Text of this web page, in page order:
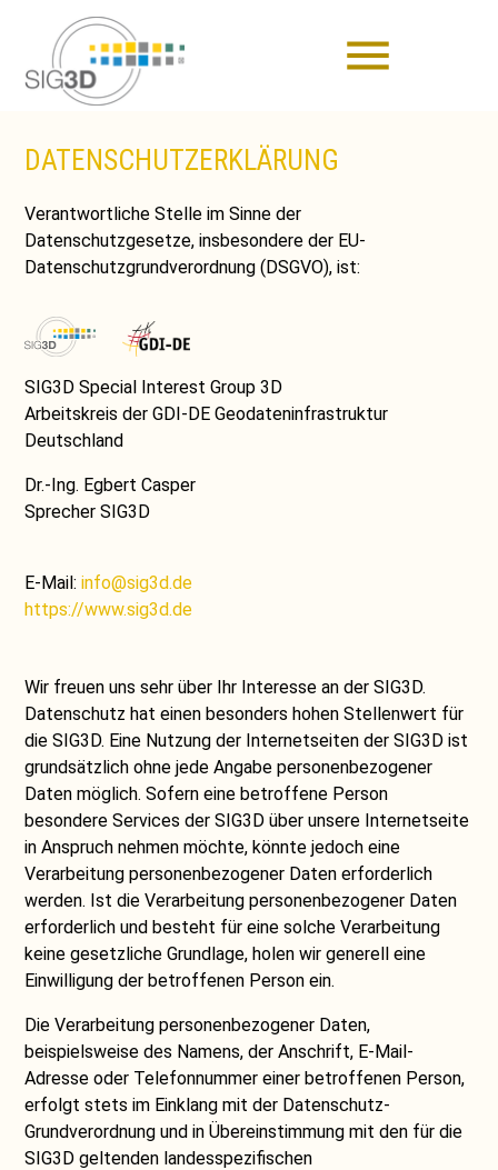
menu
DATENSCHUTZERKLÄRUNG
Verantwortliche Stelle im Sinne der
Datenschutzgesetze, insbesondere der EU-
Datenschutzgrundverordnung (DSGVO), ist:
SIG3D Special Interest Group 3D
Arbeitskreis der GDI-DE Geodateninfrastruktur
Deutschland
Dr.-Ing. Egbert Casper
Sprecher SIG3D
E-Mail:info@sig3d.de
https://www.sig3d.de
Wir freuen uns sehr über Ihr Interesse an der SIG3D.
Datenschutz hat einen besonders hohen Stellenwert für
die SIG3D. Eine Nutzung der Internetseiten der SIG3D ist
grundsätzlich ohne jede Angabe personenbezogener
Daten möglich. Sofern eine betroffene Person
besondere Services der SIG3D über unsere Internetseite
in Anspruch nehmen möchte, könnte jedoch eine
Verarbeitung personenbezogener Daten erforderlich
werden. Ist die Verarbeitung personenbezogener Daten
erforderlich und besteht für eine solche Verarbeitung
keine gesetzliche Grundlage, holen wir generell eine
Einwilligung der betroffenen Person ein.
Die Verarbeitung personenbezogener Daten,
beispielsweise des Namens, der Anschrift, E-Mail-
Adresse oder Telefonnummer einer betroffenen Person,
erfolgt stets im Einklang mit der Datenschutz-
Grundverordnung und in Übereinstimmung mit den für die
SIG3D geltenden landesspezifischen